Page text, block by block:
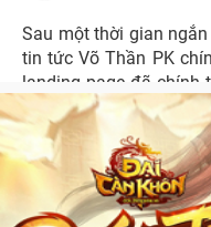
Sau một thời gian
tin tức Võ Thần PK
landing page đã chính
mắt không còn xa.
lựa chọn gia nhập vào
đặc sắc.